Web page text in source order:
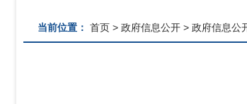
当前位置： 首页 > 政府信息公开 > 政府信息公